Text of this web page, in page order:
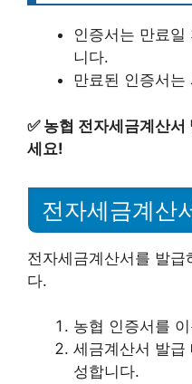
인증서는 만료
니다.
만료된 인증서는
✅ 농협 전자세금계산서
세요!
전자세금계산
전자세금계산서를 발
다.
농협 인증서를
세금계산서 발급
성합니다.